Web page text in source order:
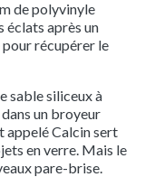
de polyvinyle
éclats après un
récupérer le
sable siliceux à
un broyeur
appelé Calcin sert
en verre. Mais le
pare-brise.